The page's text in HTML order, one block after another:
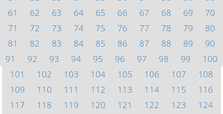
61
62 63 64 65 66 67 68 69
70
71
72 73 74 75 76 77 78 79
80
81
82 83 84 85 86 87 88 89
90
91
92 93 94 95 96 97 98 99
100
101
102 103 104 105 106 107
108
109
110 111 112 113 114 115
116
117
118 119 120 121 122 123
124